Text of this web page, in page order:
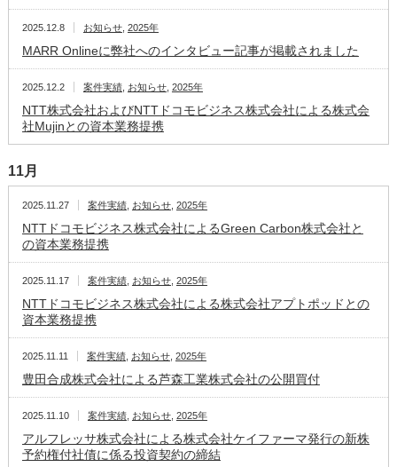
2025.12.8 お知らせ, 2025年
MARR Onlineに弊社へのインタビュー記事が掲載されました
2025.12.2 案件実績, お知らせ, 2025年
NTT株式会社およびNTTドコモビジネス株式会社による株式会
社Mujinとの資本業務提携
11月
2025.11.27 案件実績, お知らせ, 2025年
NTTドコモビジネス株式会社によるGreen Carbon株式会社と
の資本業務提携
2025.11.17 案件実績, お知らせ, 2025年
NTTドコモビジネス株式会社による株式会社アプトポッドとの
資本業務提携
2025.11.11 案件実績, お知らせ, 2025年
豊田合成株式会社による芦森工業株式会社の公開買付
2025.11.10 案件実績, お知らせ, 2025年
アルフレッサ株式会社による株式会社ケイファーマ発行の新株
予約権付社債に係る投資契約の締結